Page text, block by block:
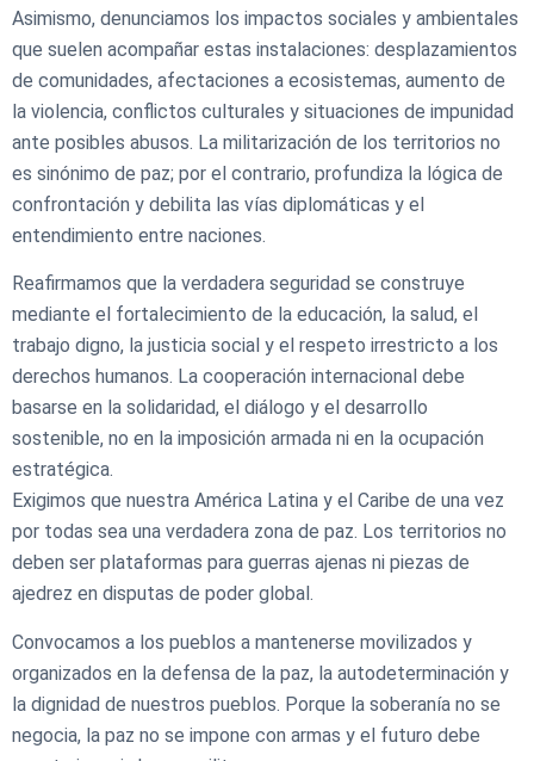
Asimismo, denunciamos los impactos sociales y ambientales
que suelen acompañar estas instalaciones: desplazamientos
de comunidades, afectaciones a ecosistemas, aumento de
la violencia, conflictos culturales y situaciones de impunidad
ante posibles abusos. La militarización de los territorios no
es sinónimo de paz; por el contrario, profundiza la lógica de
confrontación y debilita las vías diplomáticas y el
entendimiento entre naciones.
Reafirmamos que la verdadera seguridad se construye
mediante el fortalecimiento de la educación, la salud, el
trabajo digno, la justicia social y el respeto irrestricto a los
derechos humanos. La cooperación internacional debe
basarse en la solidaridad, el diálogo y el desarrollo
sostenible, no en la imposición armada ni en la ocupación
estratégica.
Exigimos que nuestra América Latina y el Caribe de una vez
por todas sea una verdadera zona de paz. Los territorios no
deben ser plataformas para guerras ajenas ni piezas de
ajedrez en disputas de poder global.
Convocamos a los pueblos a mantenerse movilizados y
organizados en la defensa de la paz, la autodeterminación y
la dignidad de nuestros pueblos. Porque la soberanía no se
negocia, la paz no se impone con armas y el futuro debe